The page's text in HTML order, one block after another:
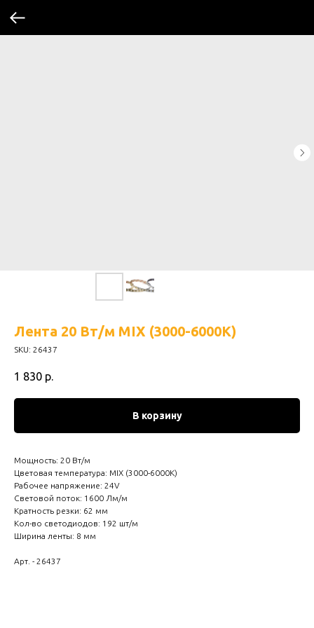
Лента 20 Вт/м MIX (3000-6000К)
SKU: 26437
1 830 р.
В корзину
Мощность: 20 Вт/м
Цветовая температура: MIX (3000-6000К)
Рабочее напряжение: 24V
Световой поток: 1600 Лм/м
Кратность резки: 62 мм
Кол-во светодиодов: 192 шт/м
Ширина ленты: 8 мм
Арт. - 26437